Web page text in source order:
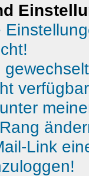
Link